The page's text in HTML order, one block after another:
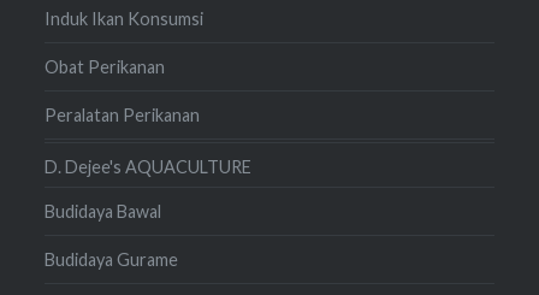
Induk Ikan Konsumsi
Obat Perikanan
Peralatan Perikanan
D. Dejee's AQUACULTURE
Budidaya Bawal
Budidaya Gurame